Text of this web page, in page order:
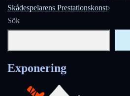
Skådespelarens Prestationskonst
Sök
Exponering